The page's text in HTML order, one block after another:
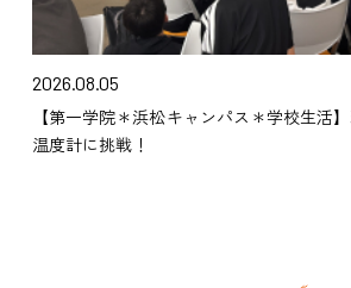
2026.08.05
【第一学院＊浜松キャンパス＊学校生活
温度計に挑戦！